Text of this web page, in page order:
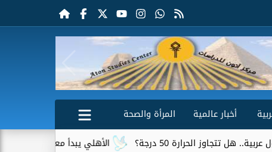
أخبار عالمية
المرأة والصحة
الأهلي يبدأ معسكر إسبانيا بمران قوي